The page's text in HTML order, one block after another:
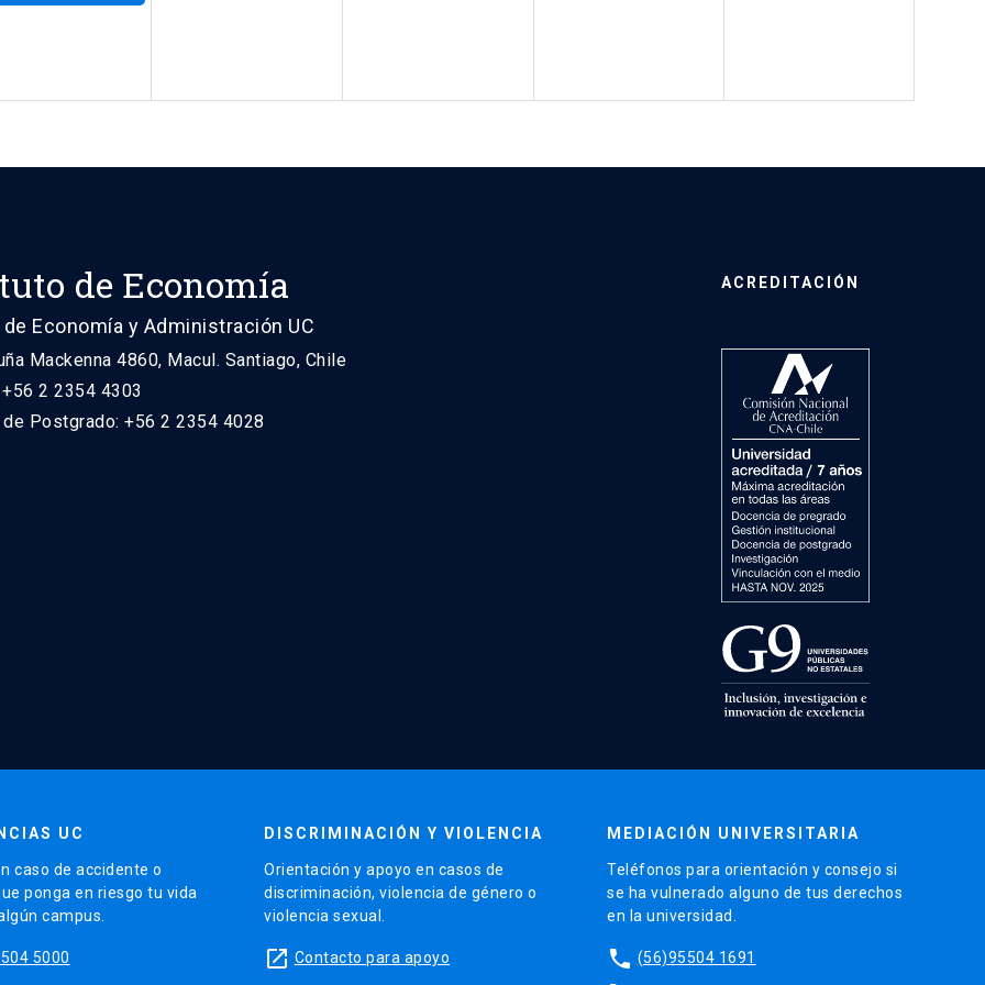
de Economía
Economía y Administración UC
Mackenna 4860, Macul. Santiago, Chile
2 2354 4303
Postgrado: +56 2 2354 4028
ACREDITACIÓN
UC
caso de accidente o
ponga en riesgo tu vida
campus.
5000
DISCRIMINACIÓN Y VIOLENCIA
Orientación y apoyo en casos de
discriminación, violencia de género o
violencia sexual.
launch Contacto para apoyo
MEDIACIÓN UNIVERSITARIA
Teléfonos para orientación y consejo si
se ha vulnerado alguno de tus derechos
en la universidad.
phone (56)95504 1691